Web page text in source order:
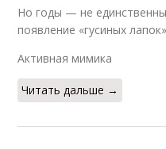
Но годы — не
появление «гусиных
Активная мимика
Читать дальше →